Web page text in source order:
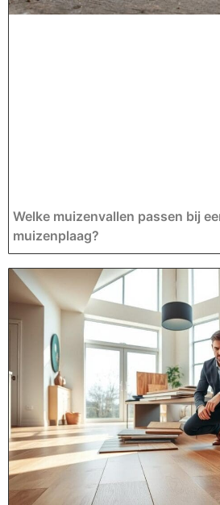
Welke muizenvallen passen bij
muizenplaag?